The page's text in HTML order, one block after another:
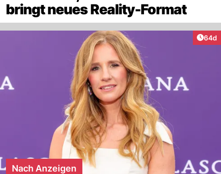
bringt neues Reality-Format
64d
Nach Anzeigen